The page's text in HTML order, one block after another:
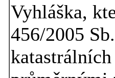
Vyhláška,
456/2005